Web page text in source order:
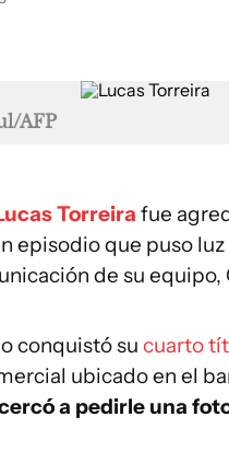
AFP
Torreira fue
episodio que puso
de su equipo,
conquistó su cuarto
ubicado en el
a pedirle una